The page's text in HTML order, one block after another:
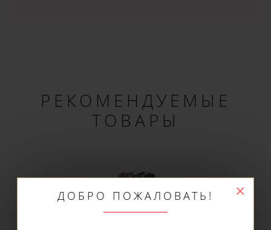
ДОБРО ПОЖАЛОВАТЬ! ×
РЕКОМЕНДУЕМЫЕ
ТОВАРЫ